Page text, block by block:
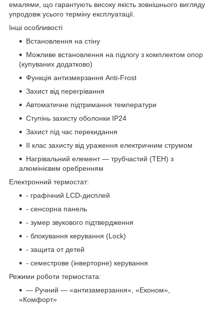
емалями, що гарантують високу якість зовнішнього вигляду
упродовж усього терміну експлуатації.
Інші особливості
Встановлення на стіну
Можливе встановлення на підлогу з комплектом опор
(купуваних додатково)
Функція антизмерзання Anti-Frost
Захист від перегрівання
Автоматичне підтримання температури
Ступінь захисту оболонки IP24
Захист під час перекидання
II клас захисту від ураження електричним струмом
Нагрівальний елемент — трубчастий (ТЕН) з
алюмінієвим оребренням
Електронний термостат:
- графічний LCD-дисплей
- сенсорна панель
- зумер звукового підтвердження
- блокування керування (Lock)
- защита от детей
- семестрове (інверторне) керування
Режими роботи термостата:
— Ручний — «антизамерзання», «Економ»,
«Комфорт»